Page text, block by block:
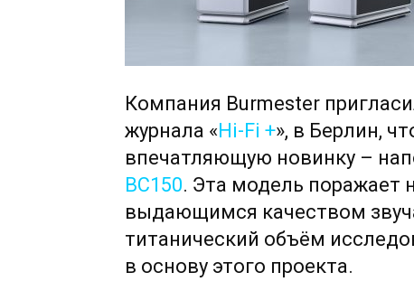
Компания Burmester
журнала «Hi-Fi +», в Берлин,
впечатляющую новинку –
BC150. Эта модель поражает
выдающимся качеством
титанический объём
в основу этого проекта.